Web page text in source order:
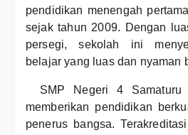
pendidikan menengah
sejak tahun 2009. Dengan
persegi, sekolah ini
belajar yang luas dan nyaman
SMP Negeri 4 Samaturu
memberikan pendidikan
penerus bangsa.